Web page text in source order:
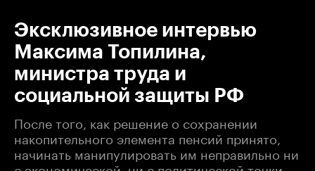
Эксклюзивное интервью
Максима Топилина,
министра труда и
социальной защиты РФ
После того, как решение о сохранении
накопительного элемента пенсий принято,
начинать манипулировать им неправильно ни